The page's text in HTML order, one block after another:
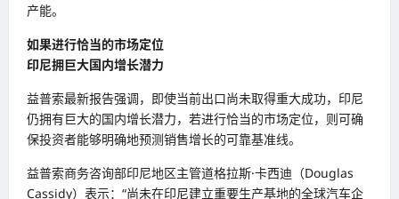
产能。
如果进行恰当的市场定位
印尼拥巨大国内增长潜力
益普索最新报告强调，即使当前出口尚未取得重大成功，印尼
仍拥有巨大的国内增长潜力，若进行恰当的市场定位，则可确
保投资者能够明确地预测销售增长的可靠基准线。
益普索商务咨询部印尼地区主管道格拉斯·卡西迪（Douglas
Cassidy）表示：“尚未在印尼建立重要生产基地的全球汽车企